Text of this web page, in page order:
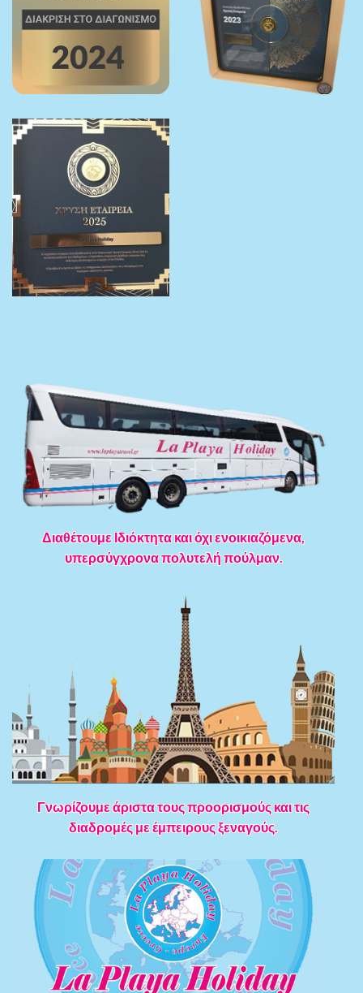
Διαθέτουμε Ιδιόκτητα και όχι ενοικιαζόμενα,
υπερσύγχρονα πολυτελή πούλμαν.
Γνωρίζουμε άριστα τους προορισμούς και τις
διαδρομές με έμπειρους ξεναγούς.